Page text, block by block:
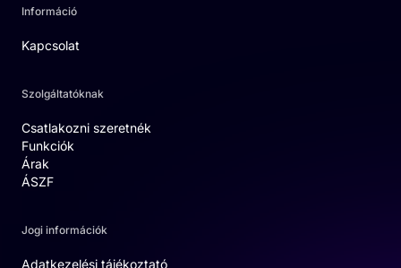
Információ
Kapcsolat
Szolgáltatóknak
Csatlakozni szeretnék
Funkciók
Árak
ÁSZF
Jogi információk
Adatkezelési tájékoztató